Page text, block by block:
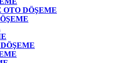
DÖŞEME